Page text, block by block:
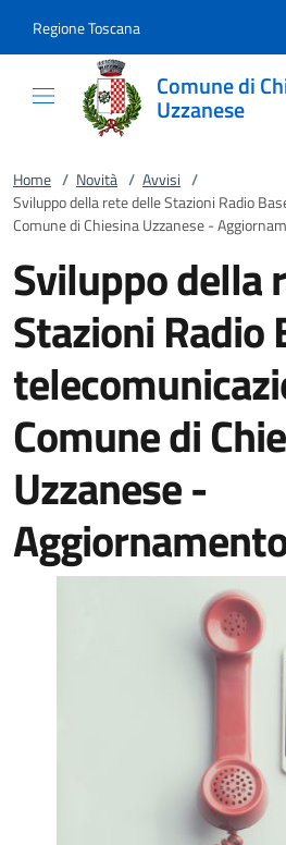
Regione Toscana
Comune di
Uzzanese
Home / Novità / Avvisi /
Sviluppo della rete delle Stazioni Radio
Comune di Chiesina Uzzanese -
Sviluppo della
Stazioni Radio
Comune di
Uzzanese -